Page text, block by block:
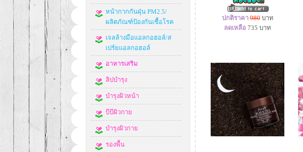
หน้ากากกันฝุ่น PM2.5/
ผลิตภัณฑ์ป้องกันเชื้อโรค
เจลล้างมือแอลกอฮอล์/ส
เปร์ยแอลกอฮอล์
อาหารเสริม
ลิปบำรุง
บำรุงผิวหน้า
บีบีผิวกาย
บำรุงผิวกาย
รองพื้น
ปกติราคา 980บาท
ลดเหลือ 735 บาท